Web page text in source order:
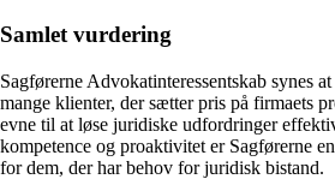
Samlet vurdering
Sagførerne Advokatinteressentskab synes
mange klienter, der sætter pris på firmaets
evne til at løse juridiske udfordringer
kompetence og proaktivitet er Sagførerne
for dem, der har behov for juridisk bistand.